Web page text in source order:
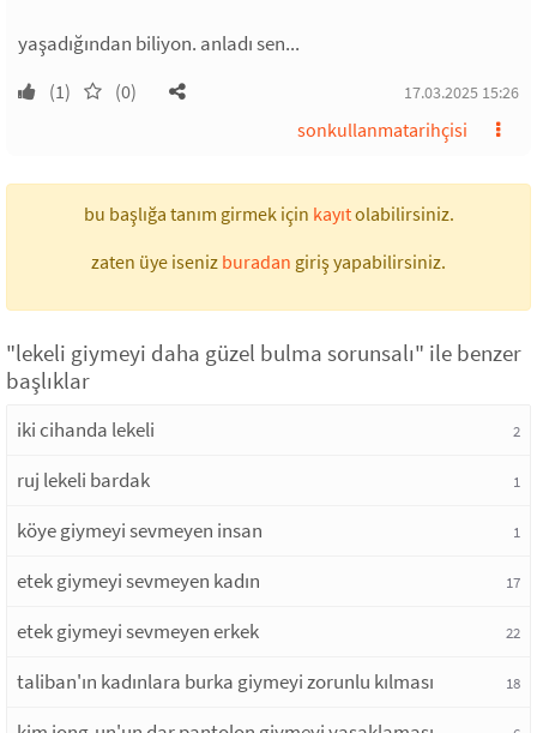
yaşadığından biliyon. anladı sen...
(1) (0) 17.03.2025 15:26
sonkullanmatarihçisi
bu başlığa tanım girmek için kayıtolabilirsiniz.
zaten üye iseniz buradan giriş yapabilirsiniz.
"lekeli giymeyi daha güzel bulma sorunsalı" ile benzer
başlıklar
iki cihanda lekeli 2
ruj lekeli bardak 1
köye giymeyi sevmeyen insan 1
etek giymeyi sevmeyen kadın 17
etek giymeyi sevmeyen erkek 22
taliban'ın kadınlara burka giymeyi zorunlu kılması 18